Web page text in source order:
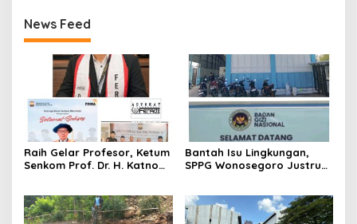
News Feed
Raih Gelar Profesor, Ketum
Senkom Prof. Dr. H. Katno
Baru Pariwisata dan
Ketahanan Ekonomi
Bantah Isu Lingkungan,
SPPG Wonosegoro Justru